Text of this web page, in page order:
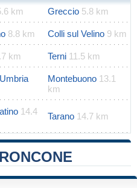
km Greccio 5.8 km
8.8 km Colli sul Velino 9 km
km Terni 11.5 km
Montebuono 13.1
km
14.4
Tarano 14.7 km